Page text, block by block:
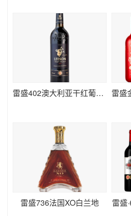
雷盛402澳大利亚干红葡萄酒
雷盛736法国XO白兰地 雷盛